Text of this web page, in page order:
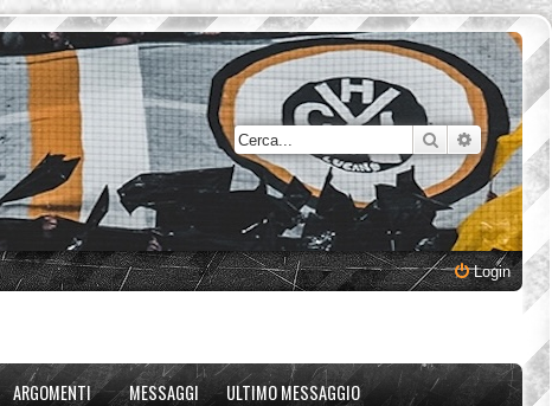
Cerca Ricerca
Login
ARGOMENTI MESSAGGI ULTIMO MESSAGGIO